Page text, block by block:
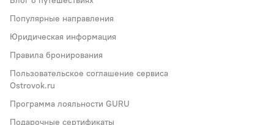
Популярные направления
Юридическая информация
Правила бронирования
Пользовательское соглашение сервиса
Ostrovok.ru
Программа лояльности GURU
Подарочные сертификаты